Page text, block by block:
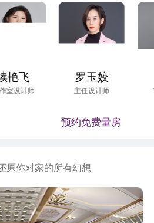
艳飞
室设计师
罗玉姣
主任设计师
预约免费量房
原你对家的所有幻想